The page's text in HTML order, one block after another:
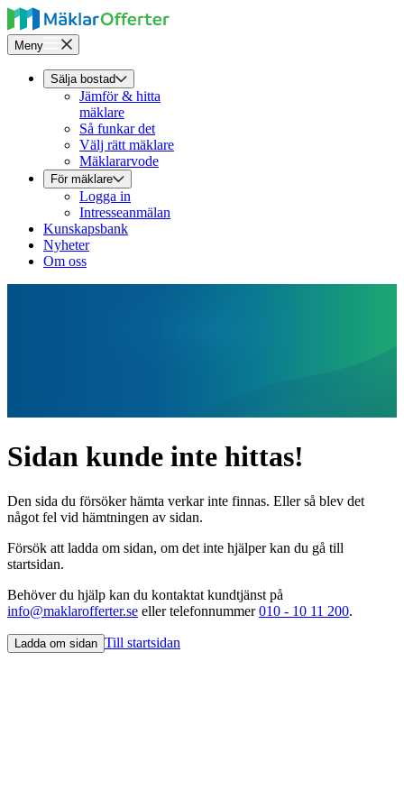
Meny
Sälja bostad
Jämför & hitta
mäklare
Så funkar det
Välj rätt mäklare
Mäklararvode
För mäklare
Logga in
Intresseanmälan
Kunskapsbank
Nyheter
Om oss
Sidan kunde inte hittas!
Den sida du försöker hämta verkar inte finnas. Eller så blev det
något fel vid hämtningen av sidan.
Försök att ladda om sidan, om det inte hjälper kan du gå till
startsidan.
Behöver du hjälp kan du kontaktat kundtjänst på
info@maklarofferter.se eller telefonnummer010 - 10 11 200.
Ladda om sidan Till startsidan